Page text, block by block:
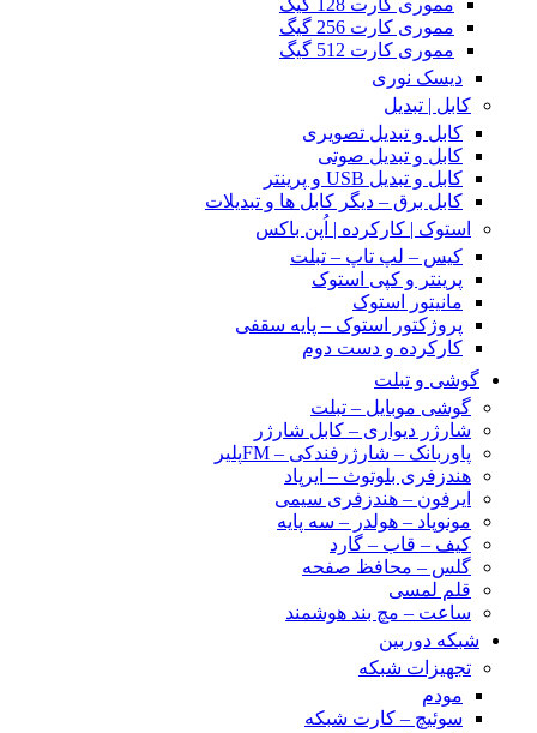
مموری کارت 128 گیگ
مموری کارت 256 گیگ
مموری کارت 512 گیگ
دیسک نوری
کابل | تبدیل
کابل و تبدیل تصویری
کابل و تبدیل صوتی
کابل و تبدیل USB و پرینتر
کابل برق – دیگر کابل ها و تبدیلات
استوک | کارکرده | اُپن باکس
کیس – لپ تاپ – تبلت
پرینتر و کپی استوک
مانیتور استوک
پروژکتور استوک – پایه سقفی
کارکرده و دست دوم
گوشی و تبلت
گوشی موبایل – تبلت
شارژر دیواری – کابل شارژر
پاوربانک – شارژرفندکی – FMپلیر
هندزفری بلوتوث – ایرپاد
ایرفون – هندزفری سیمی
مونوپاد – هولدر – سه پایه
کیف – قاب – گارد
گلس – محافظ صفحه
قلم لمسی
ساعت – مچ بند هوشمند
شبکه دوربین
تجهیزات شبکه
مودم
سوئیچ – کارت شبکه